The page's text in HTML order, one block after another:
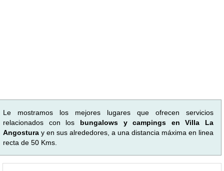
Le mostramos los mejores lugares que ofrecen servicios
relacionados con los bungalows y campings en Villa La
Angostura y en sus alrededores, a una distancia máxima en linea
recta de 50 Kms.